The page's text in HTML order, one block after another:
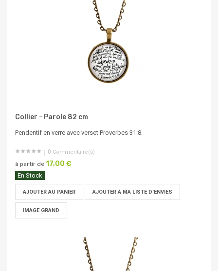
Collier - Parole 82 cm
Pendentif en verre avec verset Proverbes 31:8.
0 Commentaire(s)
à partir de 17,00 €
En Stock
AJOUTER AU PANIER AJOUTER À MA LISTE D'ENVIES
IMAGE GRAND